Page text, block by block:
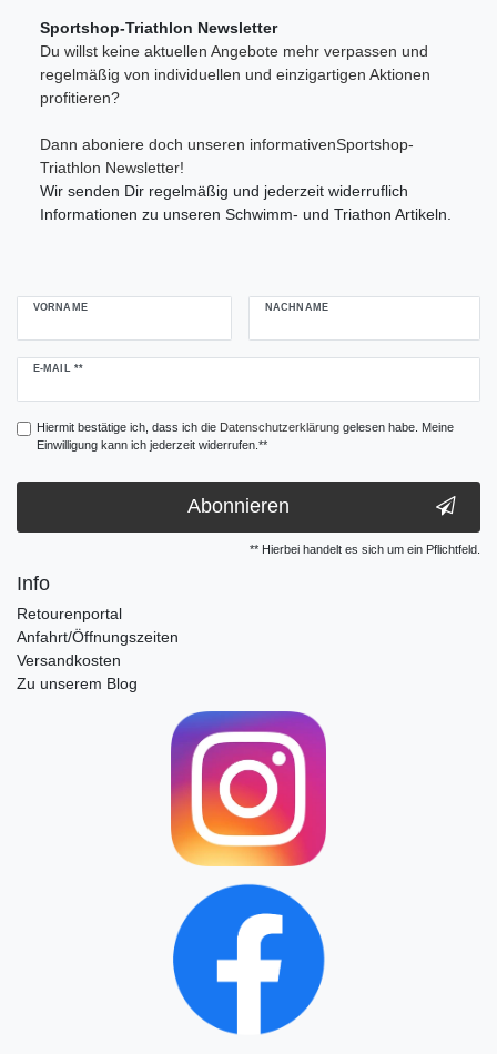
Sportshop-Triathlon Newsletter
Du willst keine aktuellen Angebote mehr verpassen und
regelmäßig von individuellen und einzigartigen Aktionen
profitieren?
Dann aboniere doch unseren informativenSportshop-
Triathlon Newsletter!
Wir senden Dir regelmäßig und jederzeit widerruflich
Informationen zu unseren Schwimm- und Triathon Artikeln.
VORNAME NACHNAME
E-MAIL **
Newsletter
Hiermit bestätige ich, dass ich die Daten­schutz­erklärunggelesen habe. Meine
Einwilligung kann ich jederzeit widerrufen.**
Abonnieren
** Hierbei handelt es sich um ein Pflichtfeld.
Info
Retourenportal
Anfahrt/Öffnungszeiten
Versandkosten
Zu unserem Blog